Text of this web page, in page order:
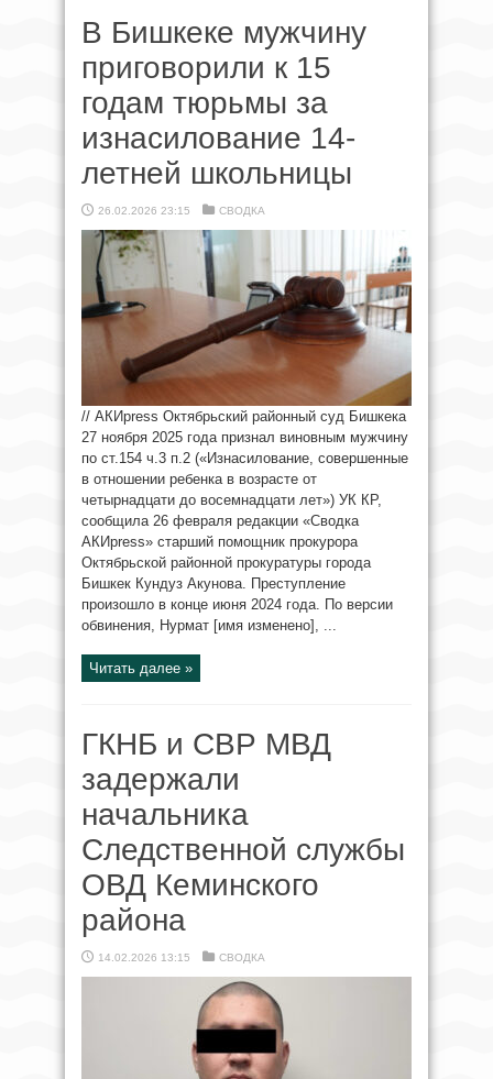
В Бишкеке мужчину
приговорили к 15
годам тюрьмы за
изнасилование 14-
летней школьницы
26.02.2026 23:15 СВОДКА
// АКИpress Октябрьский районный суд Бишкека
27 ноября 2025 года признал виновным мужчину
по ст.154 ч.3 п.2 («Изнасилование, совершенные
в отношении ребенка в возрасте от
четырнадцати до восемнадцати лет») УК КР,
сообщила 26 февраля редакции «Сводка
АКИpress» старший помощник прокурора
Октябрьской районной прокуратуры города
Бишкек Кундуз Акунова. Преступление
произошло в конце июня 2024 года. По версии
обвинения, Нурмат [имя изменено], ...
Читать далее »
ГКНБ и СВР МВД
задержали
начальника
Следственной службы
ОВД Кеминского
района
14.02.2026 13:15 СВОДКА